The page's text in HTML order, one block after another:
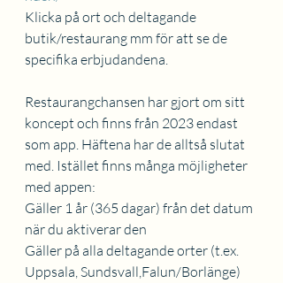
Klicka på ort och deltagande
butik/restaurang mm för att se de
specifika erbjudandena.
Restaurangchansen har gjort om sitt
koncept och finns från 2023 endast
som app. Häftena har de alltså slutat
med. Istället finns många möjligheter
med appen:
Gäller 1 år (365 dagar) från det datum
när du aktiverar den
Gäller på alla deltagande orter (t.ex.
Uppsala, Sundsvall,Falun/Borlänge)